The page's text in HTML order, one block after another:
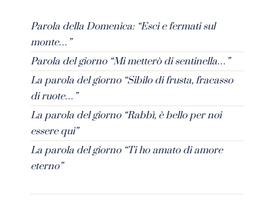
Parola della Domenica: “Esci e fermati sul
monte…”
Parola del giorno “Mi metterò di sentinella…”
La parola del giorno “Sibilo di frusta, fracasso
di ruote…”
La parola del giorno “Rabbì, è bello per noi
essere qui”
La parola del giorno “Ti ho amato di amore
eterno”